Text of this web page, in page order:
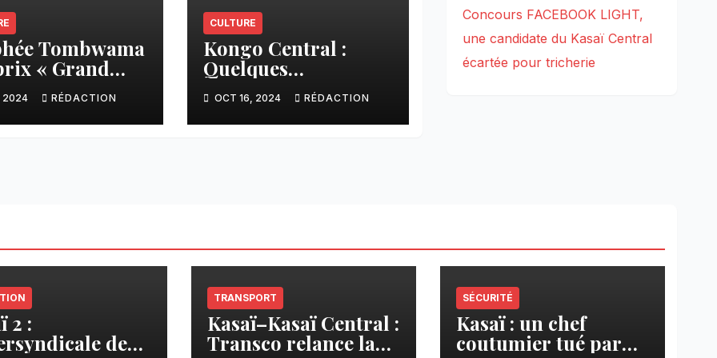
Tombwama
« Grand
» sera
au
Félix
2024 RÉDACTION
CULTURE
Kongo Central :
Quelques
patrimoines
touristiques remis à
l’Office National du
OCT 16, 2024 RÉDACTION
Concours FACEBOOK LIGHT,
une candidate du Kasaï Central
écartée pour tricherie
2 :
des
TRANSPORT
Kasaï–Kasaï Central :
Transco relance la
SÉCURITÉ
Kasaï : un chef
coutumier tué par